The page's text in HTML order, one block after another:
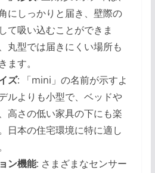
にしっかりと届き、壁際の
て吸い込むことができま
丸型では届きにくい場所も
ます。
ズ: 「mini」の名前が示すよ
ルよりも小型で、ベッドや
高さの低い家具の下にも楽
日本の住宅環境に特に適し
ン機能: さまざまなセンサー